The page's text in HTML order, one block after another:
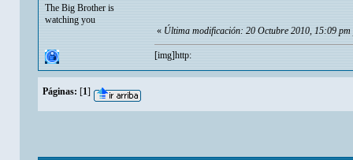
The Big Brother is
watching you
« Última modificación: 20 Octubre 2010, 15:09
[img]http:
Páginas: [1]